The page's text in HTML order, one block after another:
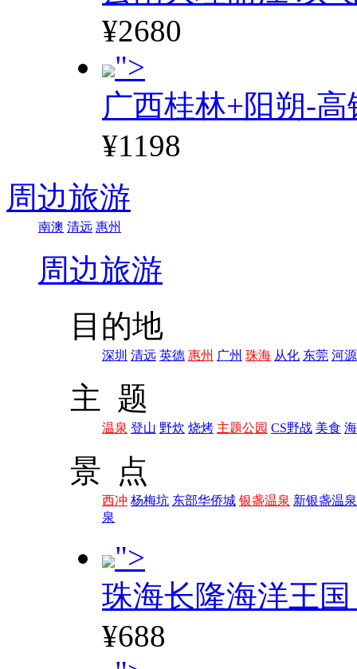
¥2680
">
广西桂林+阳朔-高
¥1198
周边旅游
南澳 清远 惠州
周边旅游
目的地
深圳 清远 英德 惠州 广州 珠海 从化 东莞 河源
主 题
温泉 登山 野炊 烧烤 主题公园 CS野战 美食
景 点
西冲 杨梅坑 东部华侨城 银盏温泉 新银盏温泉
泉
">
珠海长隆海洋王
¥688